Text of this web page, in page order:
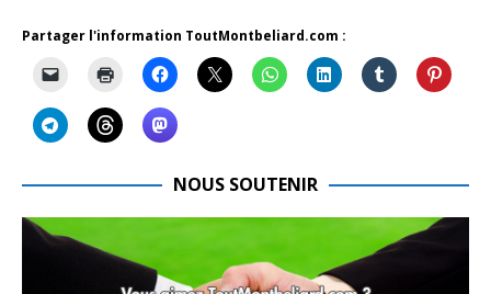
Partager l'information ToutMontbeliard.com :
NOUS SOUTENIR